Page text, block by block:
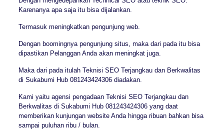
Karenanya apa saja itu bisa dijalankan.
Termasuk meningkatkan pengunjung web.
Dengan boomingnya pengunjung situs, maka dari pada itu bisa
dipastikan Pelanggan Anda akan meningkat juga.
Maka dari pada itulah Teknisi SEO Terjangkau dan Berkwalitas
di Sukabumi Hub 081243424306 diadakan.
Kami yaitu agensi pengadaan Teknisi SEO Terjangkau dan
Berkwalitas di Sukabumi Hub 081243424306 yang daat
memberikan kunjungan website Anda hingga ribuan bahkan bisa
sampai puluhan ribu / bulan.